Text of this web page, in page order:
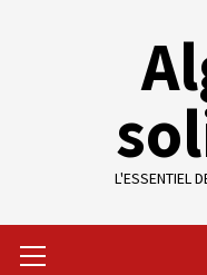
L'ESSENTIEL
Menu